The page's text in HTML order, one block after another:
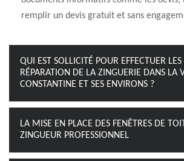
remplir un devis gratuit et sans
QUI EST SOLLICITÉ POUR EFFECTUER
RÉPARATION DE LA ZINGUERIE DANS LA
CONSTANTINE ET SES ENVIRONS ?
LA MISE EN PLACE DES FENÊTRES DE
ZINGUEUR PROFESSIONNEL